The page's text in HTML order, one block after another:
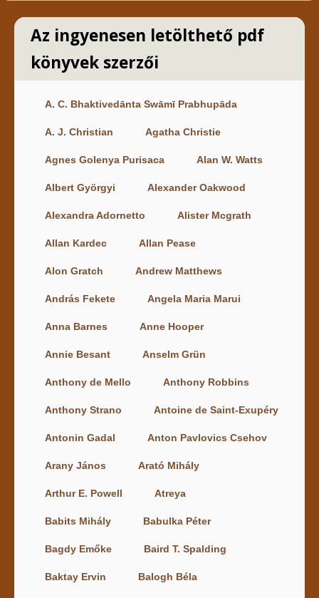
Az ingyenesen letölthető pdf
könyvek szerzői
A. C. Bhaktivedānta Swāmī Prabhupāda
A. J. Christian Agatha Christie
Agnes Golenya Purisaca Alan W. Watts
Albert Györgyi Alexander Oakwood
Alexandra Adornetto Alister Mcgrath
Allan Kardec Allan Pease
Alon Gratch Andrew Matthews
András Fekete Angela Maria Marui
Anna Barnes Anne Hooper
Annie Besant Anselm Grün
Anthony de Mello Anthony Robbins
Anthony Strano Antoine de Saint-Exupéry
Antonin Gadal Anton Pavlovics Csehov
Arany János Arató Mihály
Arthur E. Powell Atreya
Babits Mihály Babulka Péter
Bagdy Emőke Baird T. Spalding
Baktay Ervin Balogh Béla